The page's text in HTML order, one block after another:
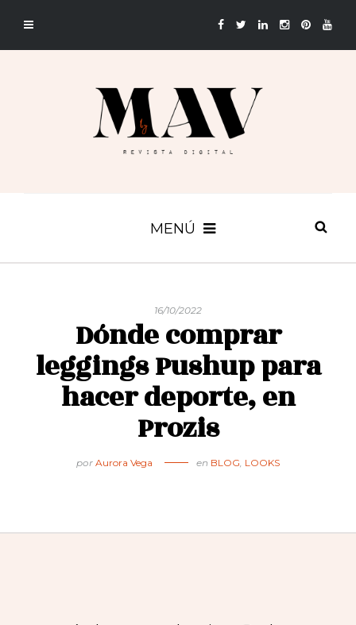
MENÚ
16/10/2022
Dónde comprar
leggings Pushup para
hacer deporte, en
Prozis
por Aurora Vega en BLOG, LOOKS